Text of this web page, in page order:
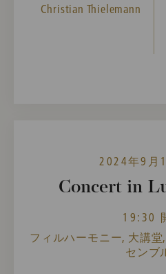
Christian Thielemann
2024年9月
Concert in
19:30
フィルハーモニー, 大講
センブ